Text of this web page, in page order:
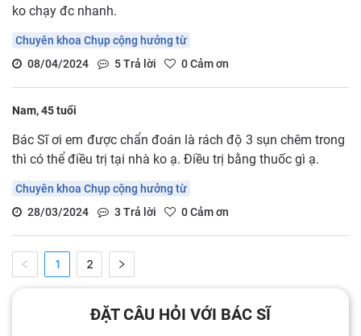
ko chạy đc nhanh.
Chuyên khoa Chụp cộng hưởng từ
08/04/2024
5Trả lời 0Cảm ơn
Nam, 45 tuổi
Bác Sĩ ơi em được chẩn đoán là rách độ 3 sụn chêm trong
thì có thể điều trị tại nhà ko ạ. Điều trị bằng thuốc gì ạ.
Chuyên khoa Chụp cộng hưởng từ
28/03/2024
3 Trả lời 0Cảm ơn
1 2
ĐẶT CÂU HỎI VỚI BÁC SĨ